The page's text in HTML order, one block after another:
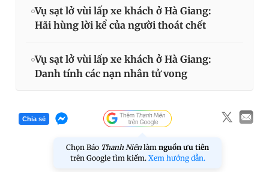
Vụ sạt lở vùi lấp xe khách ở Hà Giang:
Hãi hùng lời kể của người thoát chết
Vụ sạt lở vùi lấp xe khách ở Hà Giang:
Danh tính các nạn nhân tử vong
Chia sẻ
Chọn Báo Thanh Niên làm nguồn ưu tiên
trên Google tìm kiếm. Xem hướng dẫn.